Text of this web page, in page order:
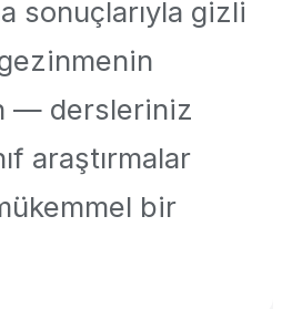
sonuçlarıyla gizli
— dersleriniz
araştırmalar
bir